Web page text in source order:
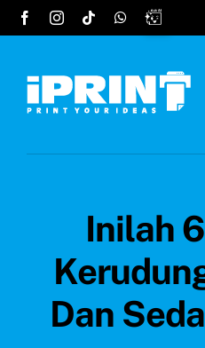
Skip
to
FAQs
Cara Order
Desain HijabInilah
Dan